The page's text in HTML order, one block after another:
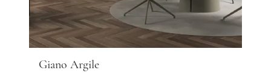
Giano Argile